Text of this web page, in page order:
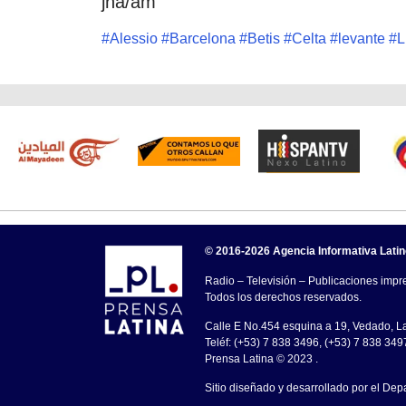
#Alessio #Barcelona #Betis #Celta # levante #
© 2016-2026 Agencia Informativa
Radio – Televisión – Publicaciones
Todos los derechos reservados.
Calle E No.454 esquina a 19, Vedado,
Teléf: (+53) 7 838 3496, (+53) 7 838
Prensa Latina © 2023 .
Sitio diseñado y desarrollado por el